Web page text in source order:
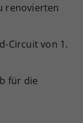
renovierten
Circuit von 1.
für die